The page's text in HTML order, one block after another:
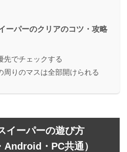
ーパーのクリアのコツ・攻略
でチェックする
りのマスは全部開けられる
イーパーの遊び方
Android・PC共通）